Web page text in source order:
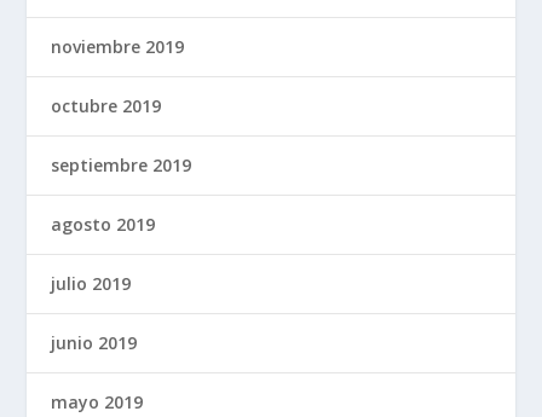
noviembre 2019
octubre 2019
septiembre 2019
agosto 2019
julio 2019
junio 2019
mayo 2019